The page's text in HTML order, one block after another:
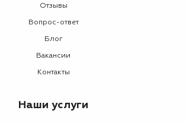
Отзывы
Вопрос-ответ
Блог
Вакансии
Контакты
Наши услуги